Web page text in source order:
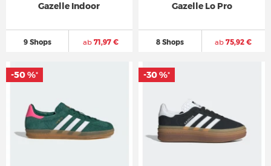
Gazelle Indoor
9 Shops ab71,97 €
Gazelle Lo Pro
8 Shops ab 75,92 €
-50 %* -30 %*